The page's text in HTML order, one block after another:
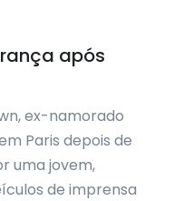
após
ex-namorado
Paris depois de
uma jovem,
de imprensa